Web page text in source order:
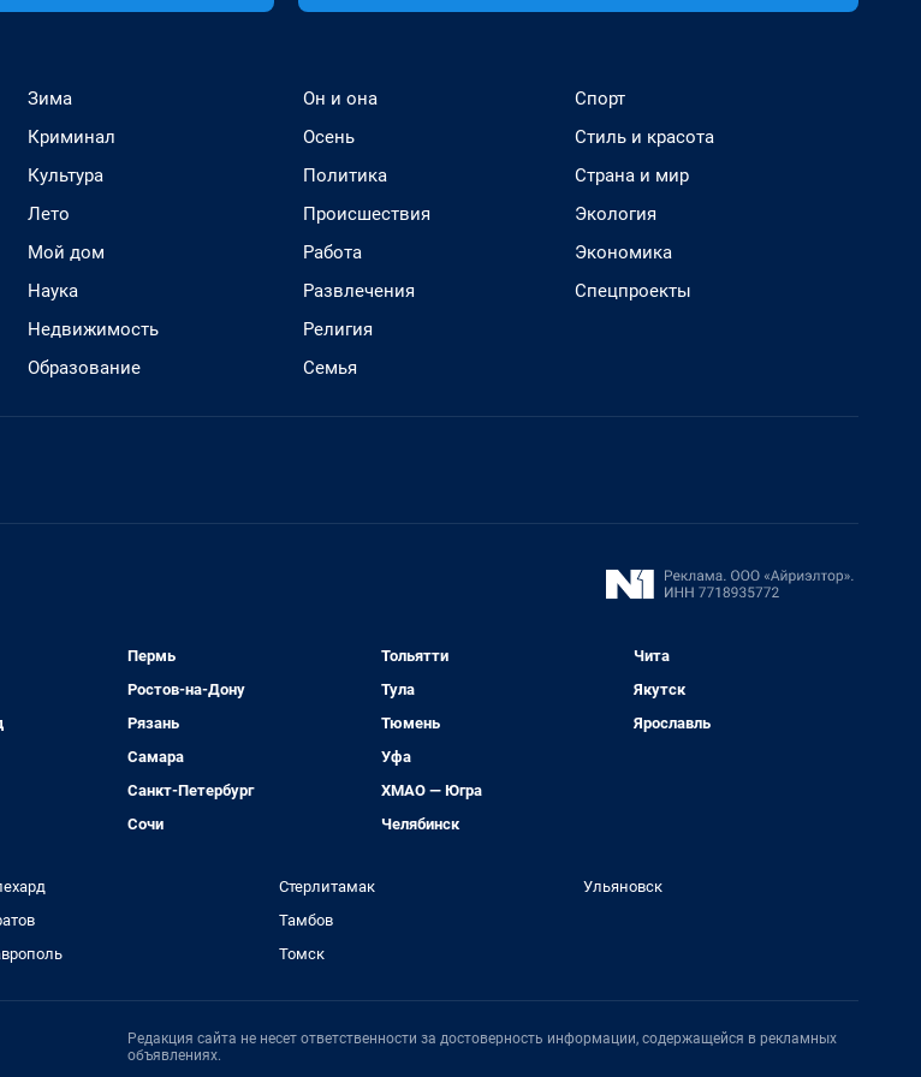
Зима
Криминал
Культура
Лето
Мой дом
Наука
Недвижимость
Образование
Он и она
Осень
Политика
Происшествия
Работа
Развлечения
Религия
Семья
Спорт
Стиль и красота
Страна и мир
Экология
Экономика
Спецпроекты
Пермь
Ростов-на-Дону
Рязань
Самара
Санкт-Петербург
Сочи
Тольятти
Тула
Тюмень
Уфа
ХМАО — Югра
Челябинск
Чита
Якутск
Ярославль
Стерлитамак
Тамбов
Томск
Ульяновск
Редакция сайта не несет ответственности за достоверность информации, содержащейся в рекламных
объявлениях.